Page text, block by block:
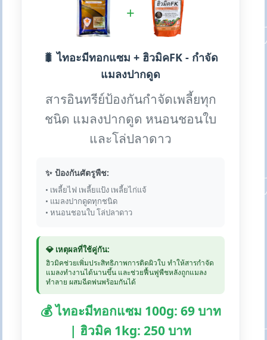
+
🐛 ไทอะมีทอกแซม + ฮิวมิคFK - กำจัด
แมลงปากดูด
สารอินทรีย์ป้องกันกำจัดเพลี้ยทุก
ชนิด แมลงปากดูด หนอนชอนใบ
และโล่ปลาดาว
✨ ป้องกันศัตรูพืช:
• เพลี้ยไฟ เพลี้ยแป้ง เพลี้ยไก่แจ้
• แมลงปากดูดทุกชนิด
• หนอนชอนใบ โล่ปลาดาว
💎 เหตุผลที่ใช้คู่กัน:
ฮิวมิคช่วยเพิ่มประสิทธิภาพการติดผิวใบ ทำให้สารกำจัด
แมลงทำงานได้นานขึ้น และช่วยฟื้นฟูพืชหลังถูกแมลง
ทำลาย ผสมฉีดพ่นพร้อมกันได้
💰 ไทอะมีทอกแซม 100g: 69 บาท
| ฮิวมิค 1kg: 250 บาท